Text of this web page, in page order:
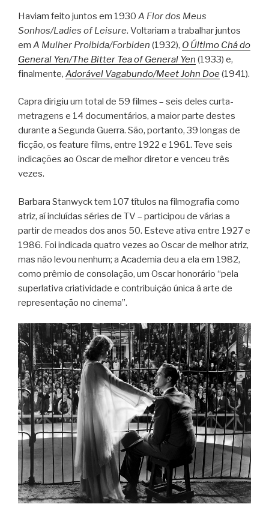
Haviam feito juntos em 1930 A Flor dos Meus
Sonhos/Ladies of Leisure. Voltariam a trabalhar juntos
em A Mulher Proibida/Forbiden (1932), O Último Chá do
General Yen/The Bitter Tea of General Yen (1933) e,
finalmente, Adorável Vagabundo/Meet John Doe(1941).
Capra dirigiu um total de 59 filmes – seis deles curta-
metragens e 14 documentários, a maior parte destes
durante a Segunda Guerra. São, portanto, 39 longas de
ficção, os feature films, entre 1922 e 1961. Teve seis
indicações ao Oscar de melhor diretor e venceu três
vezes.
Barbara Stanwyck tem 107 títulos na filmografia como
atriz, aí incluídas séries de TV – participou de várias a
partir de meados dos anos 50. Esteve ativa entre 1927 e
1986. Foi indicada quatro vezes ao Oscar de melhor atriz,
mas não levou nenhum; a Academia deu a ela em 1982,
como prêmio de consolação, um Oscar honorário “pela
superlativa criatividade e contribuição única à arte de
representação no cinema”.